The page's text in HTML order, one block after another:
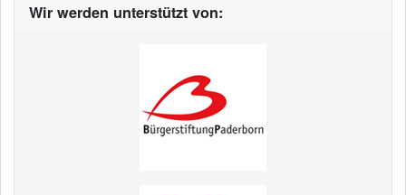
Wir werden unterstützt von: